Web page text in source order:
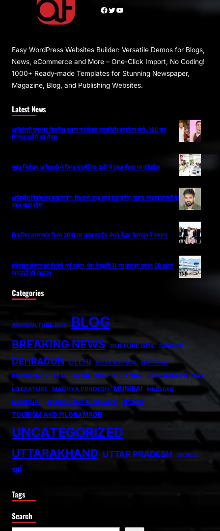
Facebook Twitter YouTube
Easy WordPress Websites Builder: Versatile Demos for Blogs,
News, eCommerce and More – One-Click Import, No Coding!
1000+ Ready-made Templates for Stunning Newspaper,
Magazine, Blog, and Publishing Websites.
Latest News
अभिनेत्री तृषा पर विवादित बयान को लेकर उदयनिधि स्टालिन बोले- 100 बार
गिरफ्तार होने को तैयार
मुख्य निर्वाचन अधिकारी ने लिया राजनैतिक दलों से एसआईआर पर फीडबैक
अभिजीत दिपके का बड़ा ऐलान, शिक्षा से जुड़ा कोई मुद्दा उठेगा, हमारा संगठन छात्रों के
साथ खड़ा रहेगा
विकसित उत्तराखंड विजन 2047 पर उच्च स्तरीय मंथन बैठक देहरादून में सम्पन्न
एविएशन सेक्टर को मिलेगी नई उड़ान, देश में खुलेंगे 11 नए फ्लाइंग स्कूल; 30 हजार
पायलटों की जरूरत
Categories
AGRICULTURE BOX BLOG
BREAKING NEWS CULTURE BOX DEFENCE
DEHRADUN DELHI ECONOMIC BOX EDITORIAL
EMERGENCY FILM HARIDWAR HISTORY INTERNATIONAL
LITERATURE MADHYA PRADESH MUMBAI MUSSORIE
NATIONAL RELIGION AND PILGRIMAGE SPORTS
TOURISM AND PILGRAMAGE
UNCATEGORIZED
UTTARAKHAND UTTAR PRADESH WORLD
धर्म
Tags
Search